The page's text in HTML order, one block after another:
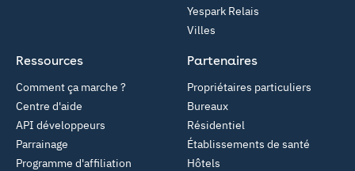
Yespark Relais
Villes
Partenaires
Propriétaires particuliers
Bureaux
Résidentiel
Établissements de santé
Hôtels
Ressources
Comment ça marche ?
Centre d'aide
API développeurs
Parrainage
Programme d'affiliation